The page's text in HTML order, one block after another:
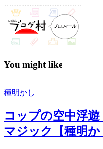
You might like
種明かし
コップの空中浮
マジック【種明か